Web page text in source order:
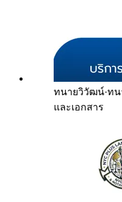
ทนายวิวัฒน์·ทน
และเอกสาร